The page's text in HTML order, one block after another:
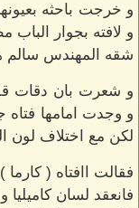
و خرجت باحثه
و لافته بجوار الباب
شقه المهندس سالم
و شعرت بان دقات
و وجدت امامها فتاه
لكن مع اختلاف لون
فقالت اافتاه (
فانعقد لسان